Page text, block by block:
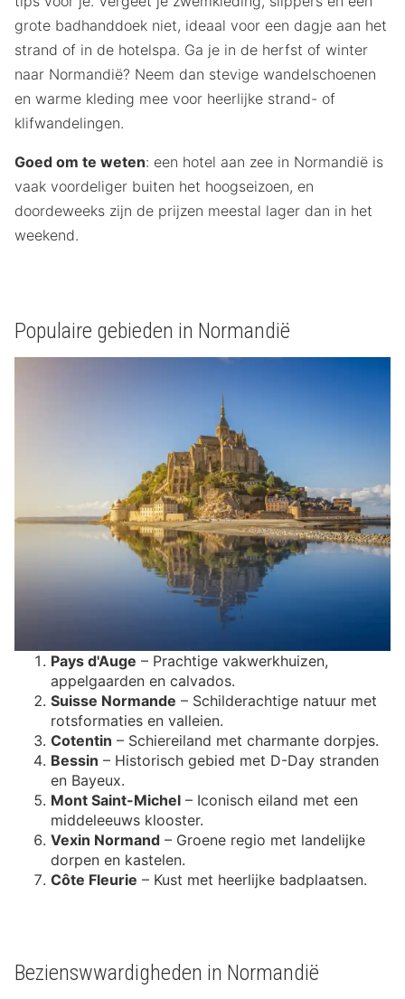
grote badhanddoek niet, ideaal voor een dagje aan het
strand of in de hotelspa. Ga je in de herfst of winter
naar Normandië? Neem dan stevige wandelschoenen
en warme kleding mee voor heerlijke strand- of
klifwandelingen.
Goed om te weten: een hotel aan zee in Normandië is
vaak voordeliger buiten het hoogseizoen, en
doordeweeks zijn de prijzen meestal lager dan in het
weekend.
Populaire gebieden in Normandië
Pays d'Auge – Prachtige vakwerkhuizen,
appelgaarden en calvados.
Suisse Normande – Schilderachtige natuur met
rotsformaties en valleien.
Cotentin – Schiereiland met charmante dorpjes.
Bessin – Historisch gebied met D-Day stranden
en Bayeux.
Mont Saint-Michel – Iconisch eiland met een
middeleeuws klooster.
Vexin Normand – Groene regio met landelijke
dorpen en kastelen.
Côte Fleurie – Kust met heerlijke badplaatsen.
Bezienswwardigheden in Normandië